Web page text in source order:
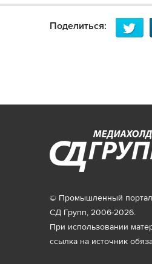
Поделиться:
© Промышленный
СД Групп, 2006-2026.
При использовании
ссылка на источник